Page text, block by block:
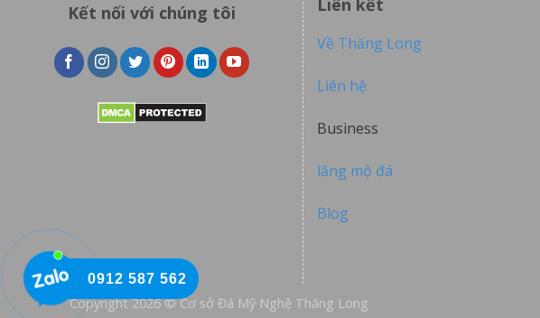
Kết nối với chúng tôi Liên kết
Về Thăng Long
Liên hệ
Business
lăng mộ đá
Blog
Copyright 2026 © Cơ sở Đá Mỹ Nghệ Thăng Long
0912 587 562